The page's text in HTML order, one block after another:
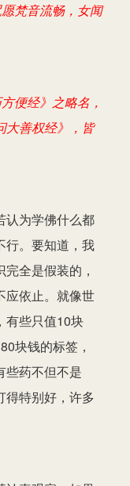
梵音流畅，女闻
便经》之略名，
大善权经》，皆
认为学佛什么都
行。要知道，我
全是假装的，
应依止。就像世
有些只值10块
块钱的标签，
些药不但不是
得特别好，许多